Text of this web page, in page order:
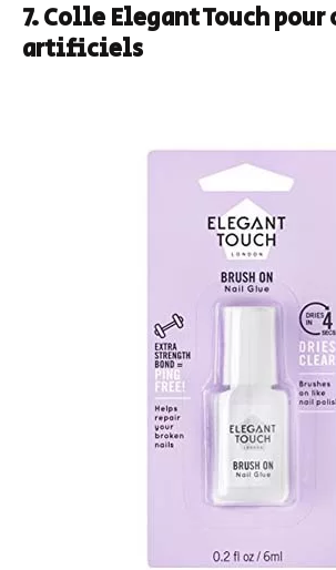
7. Colle Elegant Touch pour
artificiels